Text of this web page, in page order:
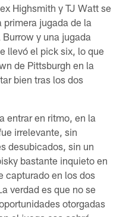
Highsmith y TJ Watt se
primera jugada de la
y una jugada
llevó el pick six, lo que
de Pittsburgh en la
bien tras los dos
entrar en ritmo, en la
irrelevante, sin
desubicados, sin un
bastante inquieto en
capturado en los dos
verdad es que no se
otorgadas